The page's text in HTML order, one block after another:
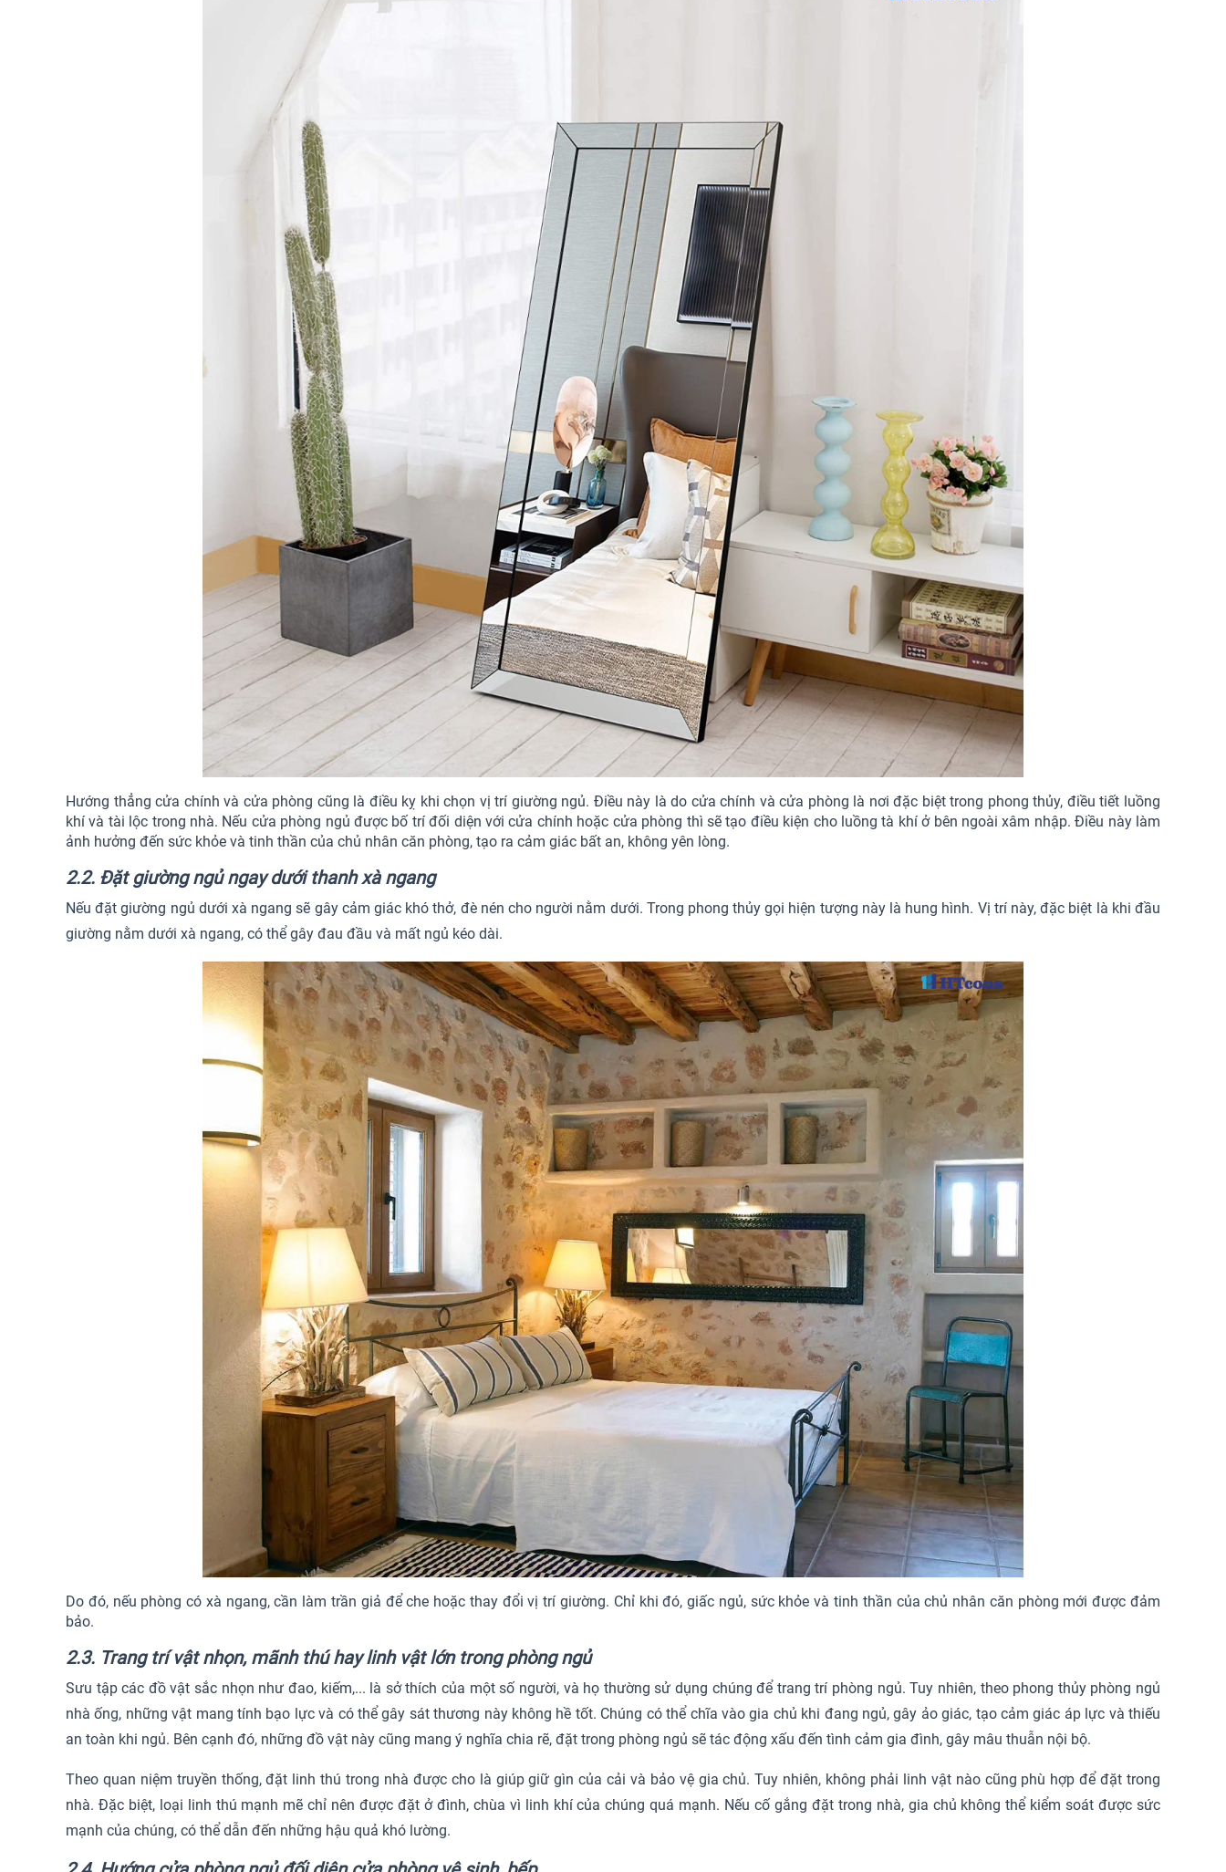
Hướng thẳng cửa chính và cửa phòng cũng là điều kỵ khi chọn vị trí giường ngủ. Điều này là do cửa chính và cửa phòng là nơi đặc biệt trong phong thủy, điều tiết luồng
khí và tài lộc trong nhà. Nếu cửa phòng ngủ được bố trí đối diện với cửa chính hoặc cửa phòng thì sẽ tạo điều kiện cho luồng tà khí ở bên ngoài xâm nhập. Điều này làm
ảnh hưởng đến sức khỏe và tinh thần của chủ nhân căn phòng, tạo ra cảm giác bất an, không yên lòng.
2.2. Đặt giường ngủ ngay dưới thanh xà ngang
Nếu đặt giường ngủ dưới xà ngang sẽ gây cảm giác khó thở, đè nén cho người nằm dưới. Trong phong thủy gọi hiện tượng này là hung hình. Vị trí này, đặc biệt là khi đầu
giường nằm dưới xà ngang, có thể gây đau đầu và mất ngủ kéo dài.
Do đó, nếu phòng có xà ngang, cần làm trần giả để che hoặc thay đổi vị trí giường. Chỉ khi đó, giấc ngủ, sức khỏe và tinh thần của chủ nhân căn phòng mới được đảm
bảo.
2.3. Trang trí vật nhọn, mãnh thú hay linh vật lớn trong phòng ngủ
Sưu tập các đồ vật sắc nhọn như đao, kiếm,... là sở thích của một số người, và họ thường sử dụng chúng để trang trí phòng ngủ. Tuy nhiên, theo phong thủy phòng ngủ
nhà ống, những vật mang tính bạo lực và có thể gây sát thương này không hề tốt. Chúng có thể chĩa vào gia chủ khi đang ngủ, gây ảo giác, tạo cảm giác áp lực và thiếu
an toàn khi ngủ. Bên cạnh đó, những đồ vật này cũng mang ý nghĩa chia rẽ, đặt trong phòng ngủ sẽ tác động xấu đến tình cảm gia đình, gây mâu thuẫn nội bộ.
Theo quan niệm truyền thống, đặt linh thú trong nhà được cho là giúp giữ gìn của cải và bảo vệ gia chủ. Tuy nhiên, không phải linh vật nào cũng phù hợp để đặt trong
nhà. Đặc biệt, loại linh thú mạnh mẽ chỉ nên được đặt ở đình, chùa vì linh khí của chúng quá mạnh. Nếu cố gắng đặt trong nhà, gia chủ không thể kiểm soát được sức
mạnh của chúng, có thể dẫn đến những hậu quả khó lường.